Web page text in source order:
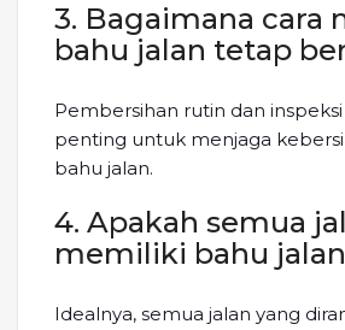
3. Bagaimana cara
bahu jalan tetap
Pembersihan rutin dan
penting untuk menjaga
bahu jalan.
4. Apakah semua
memiliki bahu
Idealnya, semua jalan yang